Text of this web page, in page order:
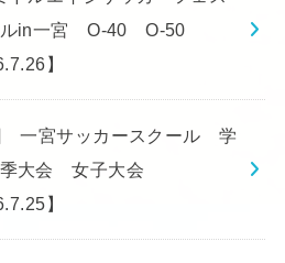
ルin一宮 O-40 O-50
】
一宮サッカースクール 学
季大会 女子大会
】